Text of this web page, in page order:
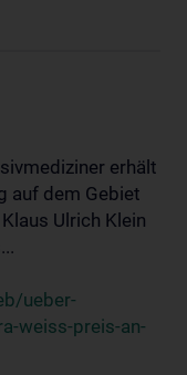
erhält
auf dem Gebiet
Ulrich Klein
ueber-
weiss-preis-an-